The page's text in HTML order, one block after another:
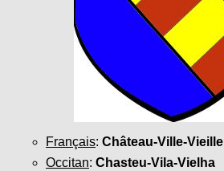
Français: Château-Ville-Vieille
Occitan: Chasteu-Vila-Vielha